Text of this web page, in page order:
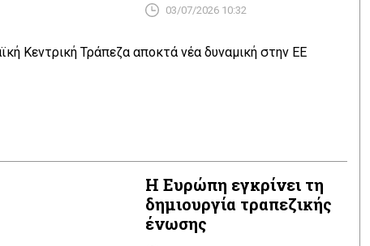
03/07/2026 10:32
Η Ευρώπη εγκρίνει τη
δημιουργία τραπεζικής
ένωσης